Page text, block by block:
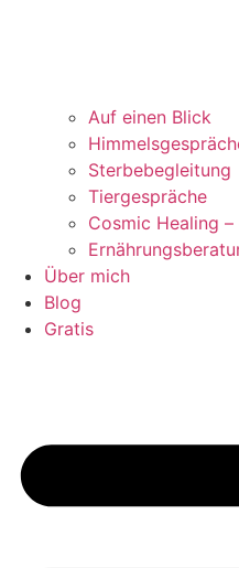
Auf einen Blick
Sterbebegleitung
Tiergespräche
Cosmic Healing
Über mich
Blog
Gratis